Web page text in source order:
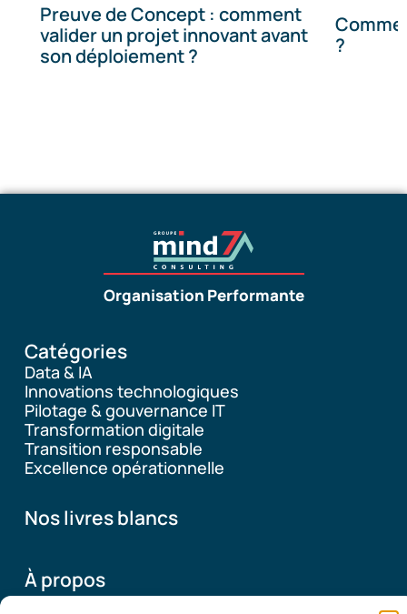
Preuve de Concept : comment
valider un projet innovant avant
son déploiement ?
?
Organisation Performante
Catégories
Data & IA
Innovations technologiques
Pilotage & gouvernance IT
Transformation digitale
Transition responsable
Excellence opérationnelle
Nos livres blancs
À propos